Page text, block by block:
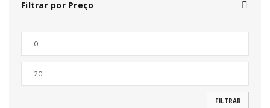
Filtrar por Preço
FILTRAR